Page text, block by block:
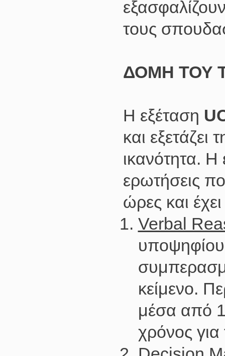
τους
ΔΟΜΗ ΤΟΥ
Η εξέταση
και εξετάζει
ικανότητα.
ερωτήσεις
ώρες και
Verbal
υποψηφίου
κείμενο.
μέσα από
χρόνος για